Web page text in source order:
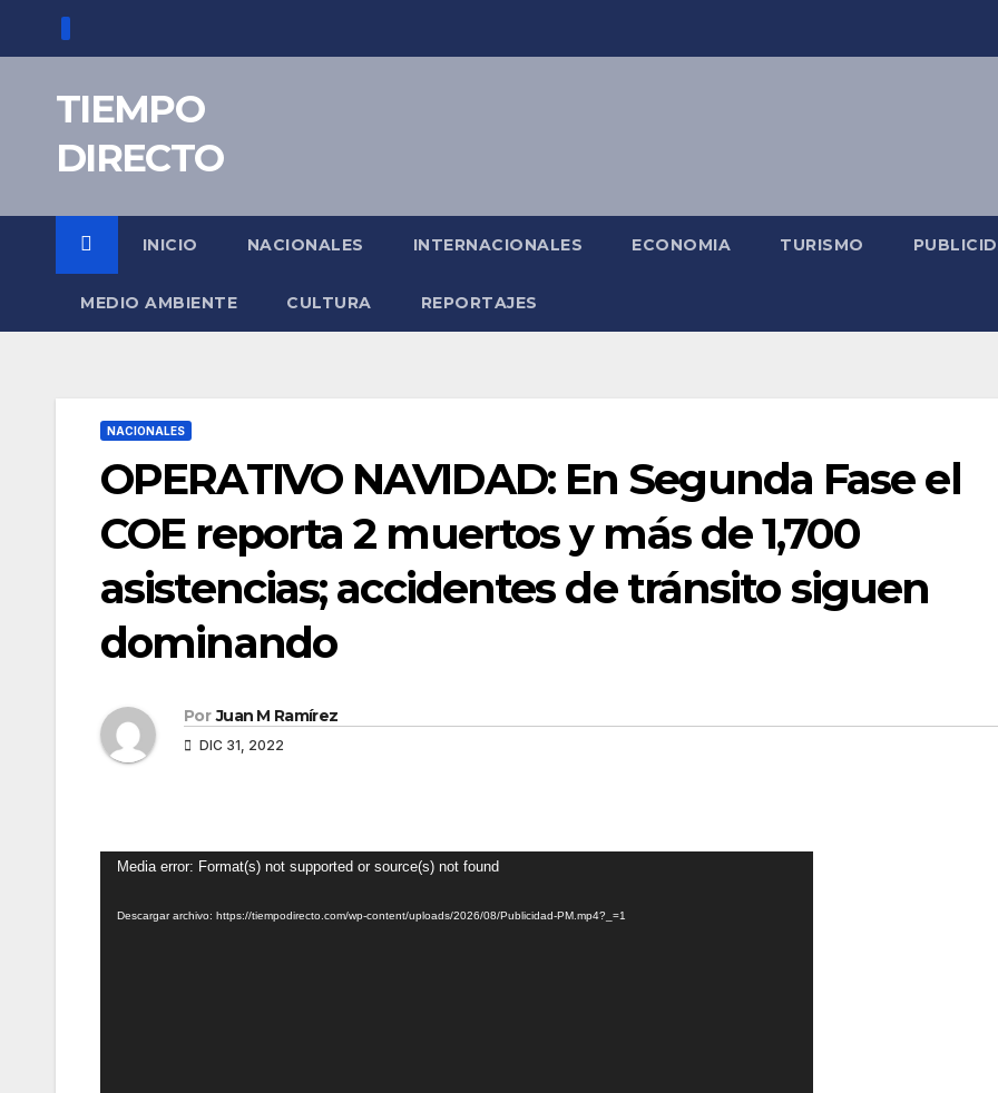
TIEMPO
DIRECTO
INICIO NACIONALES INTERNACIONALES ECONOMIA TURISMO
MEDIO AMBIENTE CULTURA REPORTAJES
NACIONALES
OPERATIVO NAVIDAD: En Segunda Fase el
COE reporta 2 muertos y más de 1,700
asistencias; accidentes de tránsito siguen
dominando
Por Juan M Ramírez
DIC 31, 2022
Reproductor
vídeo
Media error: Format(s) not supported or source(s) not found
Descargar archivo: https://tiempodirecto.com/wp-content/uploads/2026/08/Publicidad-PM.mp4?_=1